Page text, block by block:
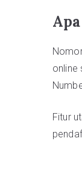
online
Fitur